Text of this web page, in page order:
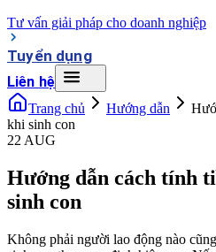
Tư vấn giải pháp cho doanh nghiệp
Tuyển dụng
Liên hệ
Trang chủ Hướng dẫn
khi sinh con
22 AUG
Hướng dẫn cách tính
sinh con
Không phải người lao động nào